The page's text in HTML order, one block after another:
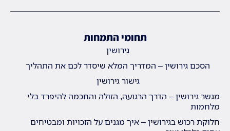
תחומי התמחות
גירושין
הסכם גירושין – המדריך המלא שיסדר לכם את התהליך
גישור גירושין
מגשר גירושין – הדרך הרגועה, הזולה והחכמה להיפרד בלי
מלחמות
חלוקת רכוש בגירושין – איך מגנים על הזכויות ומבטיחים